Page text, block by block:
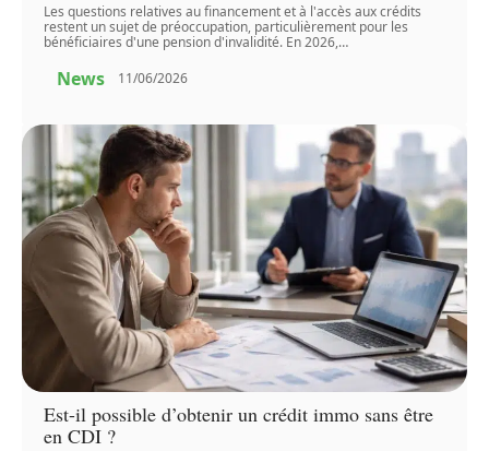
Les questions relatives au financement et à l'accès aux crédits
restent un sujet de préoccupation, particulièrement pour les
bénéficiaires d'une pension d'invalidité. En 2026,…
News 11/06/2026
Est-il possible d’obtenir un crédit immo sans être
en CDI ?